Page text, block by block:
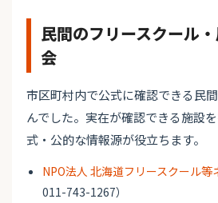
民間のフリースクール
会
市区町村内で公式に確認できる民
んでした。実在が確認できる施設
式・公的な情報源が役立ちます。
NPO法人 北海道フリースクール等
011-743-1267）